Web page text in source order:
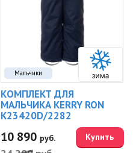
Мальчики
КОМПЛЕКТ ДЛЯ
МАЛЬЧИКА KERRY RON
K23420D/2282
10 890 руб. Купить